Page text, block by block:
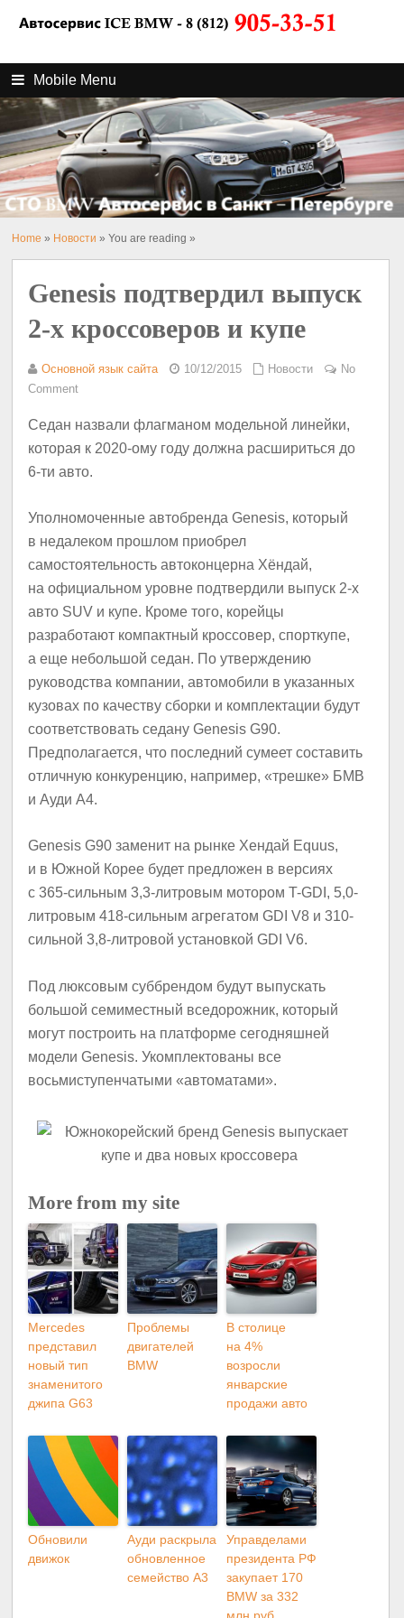
Mobile Menu
Home » Новости » You are reading »
Genesis подтвердил выпуск
2-х кроссоверов и купе
Основной язык сайта 10/12/2015 Новости
No
Comment
Седан назвали флагманом модельной линейки,
которая к 2020-ому году должна расшириться до
6-ти авто.
Уполномоченные автобренда Genesis, который
в недалеком прошлом приобрел
самостоятельность автоконцерна Хёндай,
на официальном уровне подтвердили выпуск 2-х
авто SUV и купе. Кроме того, корейцы
разработают компактный кроссовер, спорткупе,
а еще небольшой седан. По утверждению
руководства компании, автомобили в указанных
кузовах по качеству сборки и комплектации будут
соответствовать седану Genesis G90.
Предполагается, что последний сумеет составить
отличную конкуренцию, например, «трешке» БМВ
и Ауди A4.
Genesis G90 заменит на рынке Хендай Equus,
и в Южной Корее будет предложен в версиях
с 365-сильным 3,3-литровым мотором T-GDI, 5,0-
литровым 418-сильным агрегатом GDI V8 и 310-
сильной 3,8-литровой установкой GDI V6.
Под люксовым суббрендом будут выпускать
большой семиместный вседорожник, который
могут построить на платформе сегодняшней
модели Genesis. Укомплектованы все
восьмиступенчатыми «автоматами».
More from my site
Mercedes
представил
новый тип
знаменитого
джипа G63
Проблемы
двигателей
BMW
В столице
на 4%
возросли
январские
продажи авто
Обновили
движок
Ауди раскрыла
обновленное
семейство A3
Управделами
президента РФ
закупает 170
BMW за 332
млн руб.